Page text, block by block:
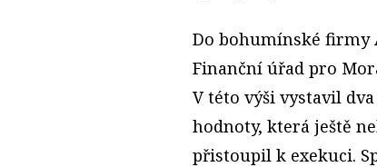
Do bohumínské firmy
Finanční úřad pro
V této výši vystavil
hodnoty, která ještě
přistoupil k exekuci.